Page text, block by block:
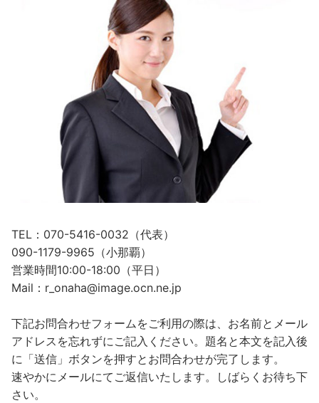
TEL：070-5416-0032（代表）
090-1179-9965（小那覇）
営業時間10:00-18:00（平日）
Mail：r_onaha@image.ocn.ne.jp
下記お問合わせフォームをご利用の際は、お名前とメール
アドレスを忘れずにご記入ください。題名と本文を記入後
に「送信」ボタンを押すとお問合わせが完了します。
速やかにメールにてご返信いたします。しばらくお待ち下
さい。